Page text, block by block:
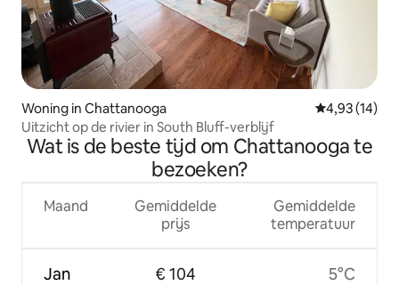
Woning in Chattanooga Gemiddelde
4,93 (14)
Uitzicht op de rivier in South Bluff-verblijf
Wat is de beste tijd om Chattanooga te
bezoeken?
Maand
Jan
Gemiddelde
prijs
€ 104
Gemiddelde
temperatuur
5°C